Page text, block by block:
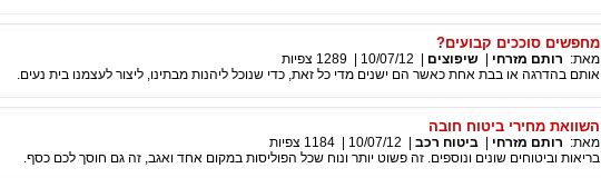
מחפשים סוככים קבועים?
מאת: רותם מזרחי שיפוצים 10/07/12
1289 צפיות
אותם בהדרגה או בבת אחת כאשר הם ישנים מדי כל זאת, כדי שנוכל ליהנות מבתינו, ליצור לעצמנו בית נעים.
השוואת מחירי ביטוח חובה
מאת: רותם מזרחי ביטוח רכב 10/07/12
1184 צפיות
בריאות וביטוחים שונים ונוספים. זה פשוט יותר ונוח שכל הפוליסות במקום אחד ואגב, זה גם חוסך לכם כסף.